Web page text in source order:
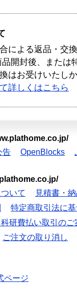
による返品・交
品開封後、または
はお受けいたし
詳しくはこちら
告 OpenBlocks
いて
見積書・
特定商取引法に
研費払い取引のご
ご注文の取り消し
ページ